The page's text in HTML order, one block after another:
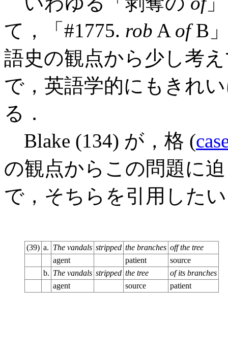
て，「#1775. rob A ofB
語史の観点から少し考
で，英語学的にもきれ
る．
Blake (134) が，格 (
の観点からこの問題に
で，そちらを引用した
(39) a. The vandals stripped the branches off the tree
agent
patient
source
b. The vandals stripped the tree
of its branches
agent
source patient